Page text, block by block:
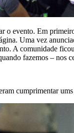
o evento. Em
Uma vez
A comunidade
fazemos – nos
cumprimentar